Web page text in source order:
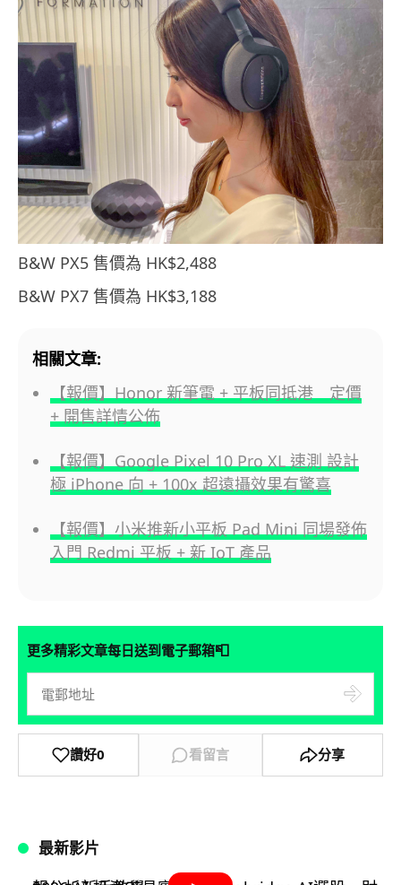
B&W PX5 售價為 HK$2,488
B&W PX7 售價為 HK$3,188
相關文章:
【報價】Honor 新筆電 + 平板同抵港 定價
+ 開售詳情公佈
【報價】Google Pixel 10 Pro XL 速測 設計
極 iPhone 向 + 100x 超遠攝效果有驚喜
【報價】小米推新小平板 Pad Mini 同場發佈
入門 Redmi 平板 + 新 IoT 產品
更多精彩文章每日送到電子郵箱📮
讚好0 看留言 分享
最新影片